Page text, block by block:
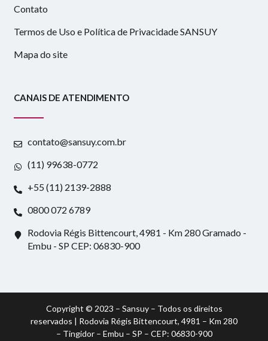
Contato
Termos de Uso e Política de Privacidade SANSUY
Mapa do site
CANAIS DE ATENDIMENTO
contato@sansuy.com.br
(11) 99638-0772
+55 (11) 2139-2888
0800 072 6789
Rodovia Régis Bittencourt, 4981 - Km 280 Gramado -
Embu - SP CEP: 06830-900
Copyright © 2023 – Sansuy – Todos os direitos
reservados | Rodovia Régis Bittencourt, 4981 – Km 280
– Tingidor – Embu – SP – CEP: 06830-900